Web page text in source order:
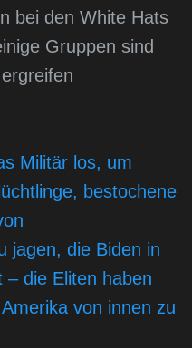
bei den White Hats
Gruppen sind
Militär los, um
bestochene
jagen, die Biden in
– die Eliten haben
von innen zu